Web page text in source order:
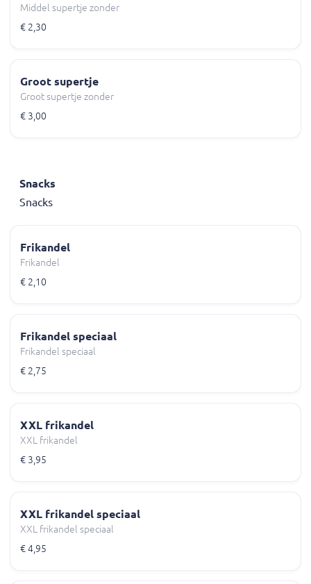
Middel supertje zonder
€ 2,30
Groot supertje
Groot supertje zonder
€ 3,00
Snacks
Snacks
Frikandel
Frikandel
€ 2,10
Frikandel speciaal
Frikandel speciaal
€ 2,75
XXL frikandel
XXL frikandel
€ 3,95
XXL frikandel speciaal
XXL frikandel speciaal
€ 4,95